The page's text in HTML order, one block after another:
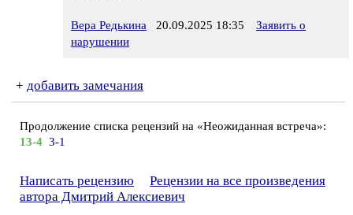
Вера Редькина 20.09.2025 18:35
Заявить о
нарушении
+ добавить замечания
Продолжение списка рецензий на «Неожиданная встреча»:
13-4 3-1
Написать рецензию
Рецензии на все произведения
автора Дмитрий Алексиевич